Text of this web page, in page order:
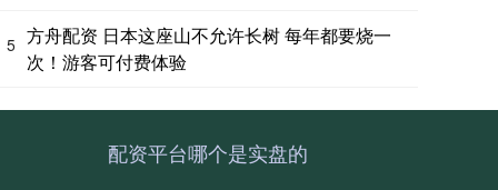
5 方舟配资 日本这座山不允许长树 每年都要烧一
次！游客可付费体验
配资平台哪个是实盘的